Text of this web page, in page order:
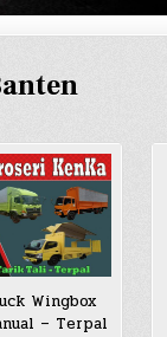
Wingbox
– Terpal